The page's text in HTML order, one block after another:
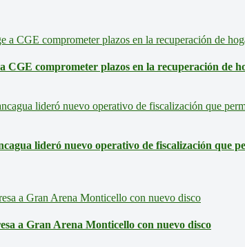
CGE comprometer plazos en la recuperación de
lideró nuevo operativo de fiscalización que
a Gran Arena Monticello con nuevo disco